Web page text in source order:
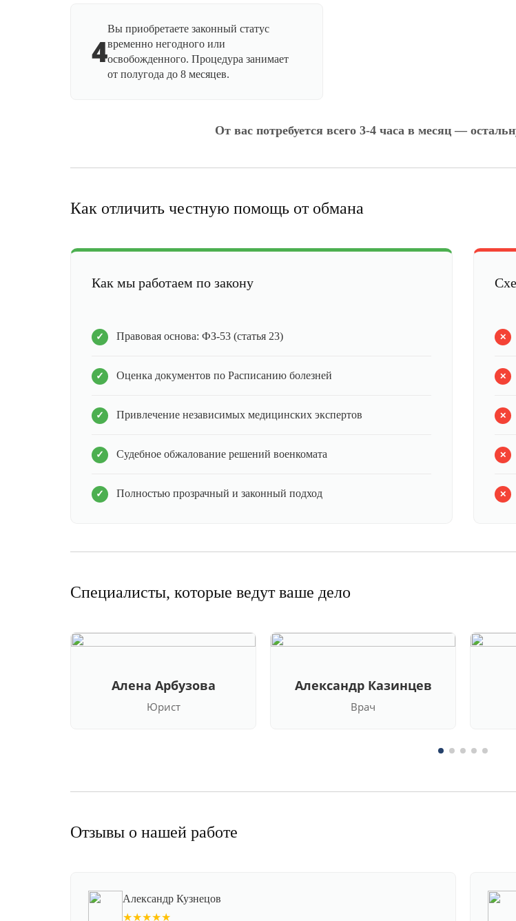
4
Вы приобретаете законный статус
временно негодного или
освобожденного. Процедура занимает
от полугода до 8 месяцев.
От вас потребуется всего 3-4 часа в месяц —
Как отличить честную помощь от обмана
Как мы работаем по закону
Правовая основа: ФЗ-53 (статья 23)
Оценка документов по Расписанию болезней
Привлечение независимых медицинских экспертов
Судебное обжалование решений военкомата
Полностью прозрачный и законный подход
Специалисты, которые ведут ваше дело
Алена Арбузова
Юрист
Александр Казинцев
Врач
Отзывы о нашей работе
Александр Кузнецов
★★★★★